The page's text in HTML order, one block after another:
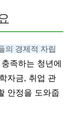
의 경제적 자립
족하는 청년에
자금, 취업 관
안정을 도와줍